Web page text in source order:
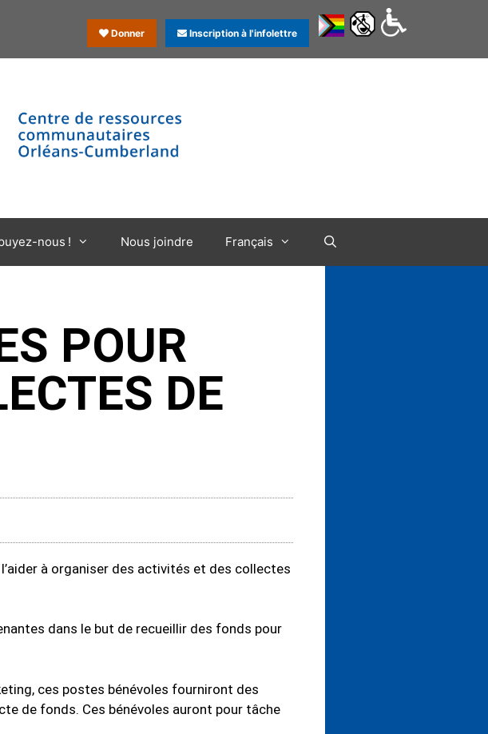
Donner Inscription à l'infolettre
nous ! Nous joindre Français
POUR
DE
à organiser des activités et des collectes
dans le but de recueillir des fonds pour
ces postes bénévoles fourniront des
de fonds. Ces bénévoles auront pour tâche